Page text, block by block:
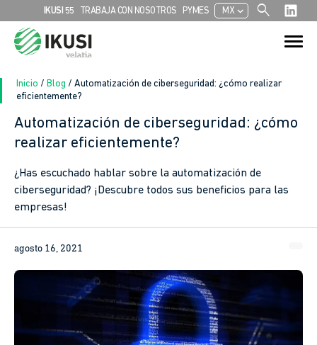
IKUSI 55 TRABAJA CON NOSOTROS PYMES MXchevron_left search
Search
for:
Search Button
Inicio / Blog / Automatización de ciberseguridad: ¿cómo realizar
eficientemente?
Automatización de ciberseguridad: ¿cómo
realizar eficientemente?
¿Has escuchado hablar sobre la automatización de
ciberseguridad? ¡Descubre todos sus beneficios para las
empresas!
agosto 16, 2021